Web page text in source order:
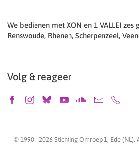
We bedienen met XON en 1 VALLEI zes
Renswoude, Rhenen, Scherpenzeel,
Volg & reageer
© 1990 - 2026 Stichting Omroep 1, Ede